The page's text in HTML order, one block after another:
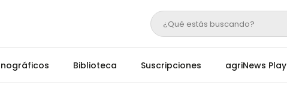
¿Qué estás buscando?
Biblioteca Suscripciones agriNews Play